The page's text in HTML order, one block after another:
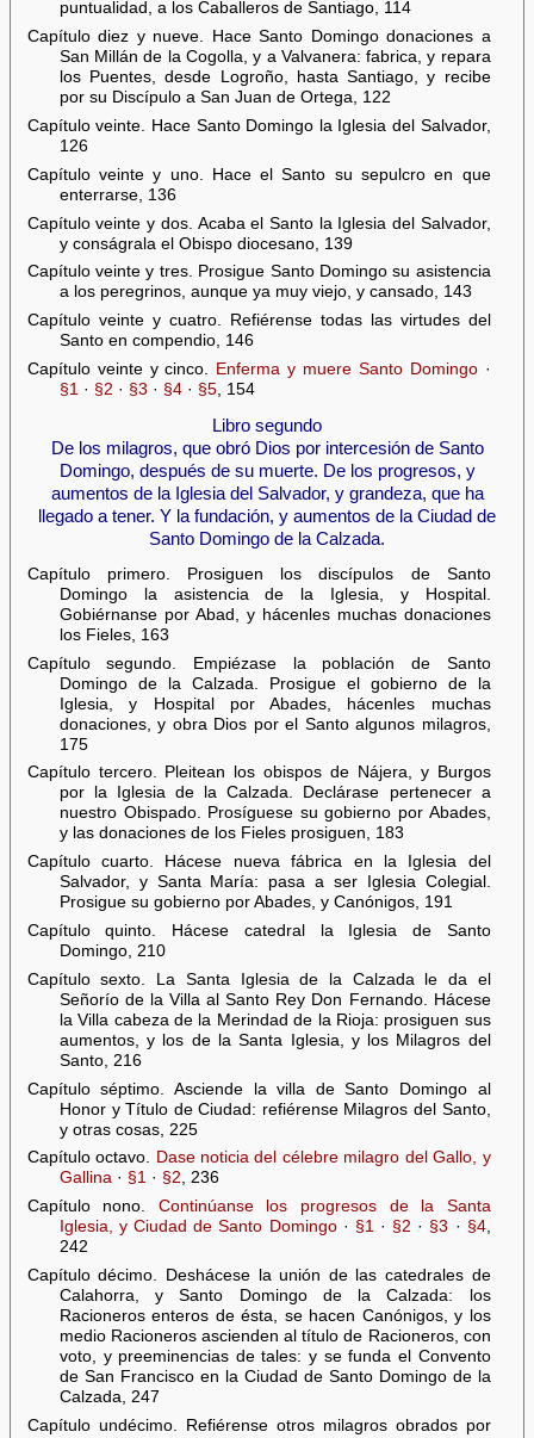
puntualidad, a los Caballeros de Santiago, 114
Capítulo diez y nueve. Hace Santo Domingo donaciones a
San Millán de la Cogolla, y a Valvanera: fabrica, y repara
los Puentes, desde Logroño, hasta Santiago, y recibe
por su Discípulo a San Juan de Ortega, 122
Capítulo veinte. Hace Santo Domingo la Iglesia del Salvador,
126
Capítulo veinte y uno. Hace el Santo su sepulcro en que
enterrarse, 136
Capítulo veinte y dos. Acaba el Santo la Iglesia del Salvador,
y conságrala el Obispo diocesano, 139
Capítulo veinte y tres. Prosigue Santo Domingo su asistencia
a los peregrinos, aunque ya muy viejo, y cansado, 143
Capítulo veinte y cuatro. Refiérense todas las virtudes del
Santo en compendio, 146
Capítulo veinte y cinco.
Enferma y muere Santo Domingo·
§1 · §2 · §3 · §4· §5, 154
Libro segundo
De los milagros, que obró Dios por intercesión de Santo
Domingo, después de su muerte. De los progresos, y
aumentos de la Iglesia del Salvador, y grandeza, que ha
llegado a tener. Y la fundación, y aumentos de la Ciudad de
Santo Domingo de la Calzada.
Capítulo primero. Prosiguen los discípulos de Santo
Domingo la asistencia de la Iglesia, y Hospital.
Gobiérnanse por Abad, y hácenles muchas donaciones
los Fieles, 163
Capítulo segundo. Empiézase la población de Santo
Domingo de la Calzada. Prosigue el gobierno de la
Iglesia, y Hospital por Abades, hácenles muchas
donaciones, y obra Dios por el Santo algunos milagros,
175
Capítulo tercero. Pleitean los obispos de Nájera, y Burgos
por la Iglesia de la Calzada. Declárase pertenecer a
nuestro Obispado. Prosíguese su gobierno por Abades,
y las donaciones de los Fieles prosiguen, 183
Capítulo cuarto. Hácese nueva fábrica en la Iglesia del
Salvador, y Santa María: pasa a ser Iglesia Colegial.
Prosigue su gobierno por Abades, y Canónigos, 191
Capítulo quinto. Hácese catedral la Iglesia de Santo
Domingo, 210
Capítulo sexto. La Santa Iglesia de la Calzada le da el
Señorío de la Villa al Santo Rey Don Fernando. Hácese
la Villa cabeza de la Merindad de la Rioja: prosiguen sus
aumentos, y los de la Santa Iglesia, y los Milagros del
Santo, 216
Capítulo séptimo. Asciende la villa de Santo Domingo al
Honor y Título de Ciudad: refiérense Milagros del Santo,
y otras cosas, 225
Capítulo octavo. Dase noticia del célebre milagro del Gallo, y
Gallina· §1· §2, 236
Capítulo nono. Continúanse los progresos de la Santa
Iglesia, y Ciudad de Santo Domingo· §1· §2 · §3 · §4,
242
Capítulo décimo. Deshácese la unión de las catedrales de
Calahorra, y Santo Domingo de la Calzada: los
Racioneros enteros de ésta, se hacen Canónigos, y los
medio Racioneros ascienden al título de Racioneros, con
voto, y preeminencias de tales: y se funda el Convento
de San Francisco en la Ciudad de Santo Domingo de la
Calzada, 247
Capítulo undécimo. Refiérense otros milagros obrados por